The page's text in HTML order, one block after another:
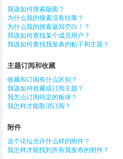
我该如何搜索版面？
为什么我的搜索没有结果？
为什么我的搜索返回空白！？
我该如何查找某个成员用户？
我该如何查找我发表的帖子和主题？
主题订阅和收藏
收藏和订阅有什么区别？
我该如何收藏或订阅主题？
我怎么订阅特定的板块？
我怎样才能取消订阅？
附件
这个论坛允许什么样的附件？
我怎样才能找到所有我发布的附件？